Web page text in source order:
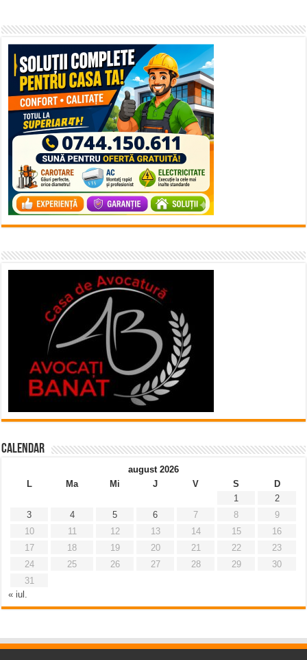
Calendar
august 2026
L
Ma Mi J V S
D
1
2
3
4 5 6 7 8
9
10
11 12 13 14 15
16
17
18 19 20 21 22
23
24
25 26 27 28 29
30
31
« iul.